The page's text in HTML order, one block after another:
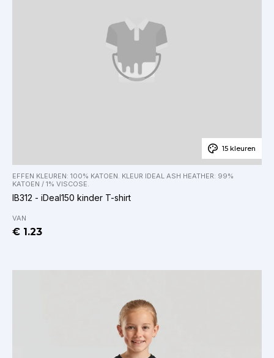
15 kleuren
EFFEN KLEUREN: 100% KATOEN. KLEUR IDEAL ASH HEATHER: 99%
KATOEN / 1% VISCOSE.
IB312 - iDeal150 kinder T-shirt
VAN
€ 1.23